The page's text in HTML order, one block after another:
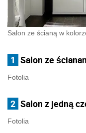
Salon ze ścianą w
1 Salon ze
Fotolia
2 Salon z jedną
Fotolia